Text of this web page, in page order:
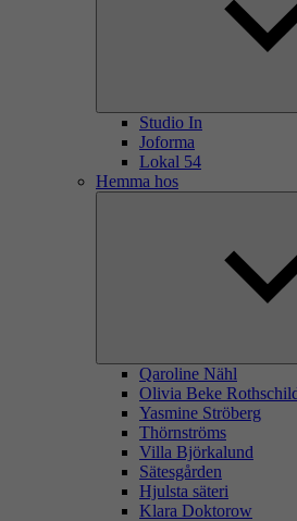
Studio In
Joforma
Lokal 54
Hemma hos
Qaroline Nähl
Olivia Beke
Yasmine Ströberg
Thörnströms
Villa Björkalund
Sätesgården
Hjulsta säteri
Klara Doktorow